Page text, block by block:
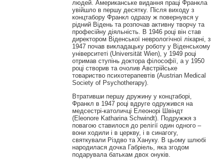
людей. Американське видання праці Франкла
увійшло в першу десятку. Після виходу з
концтабору Франкл одразу ж повернувся у
рідний Відень та розпочав активну творчу та
професійну діяльність. В 1946 році він став
директором Віденської неврологічної лікарні, з
1947 почав викладацьку роботу у Віденському
університеті (Universität Wien), у 1949 році
отримав ступінь доктора філософії, а у 1950
році створив та очолив Австрійське
товариство психотерапевтів (Austrian Medical
Society of Psychotherapy).
Втративши першу дружину у концтаборі,
Франкл в 1947 році вдруге одружився на
медсестрі-католичці Елеонорі Швіндт
(Eleonore Katharina Schwindt). Подружжя з
повагою ставилося до релігії один одного –
вони ходили і в церкву, і в синагогу,
святкували Різдво та Хануку. В цьому шлюбі
народилася дочка Габріель, яка згодом
подарувала батькам двох онуків.